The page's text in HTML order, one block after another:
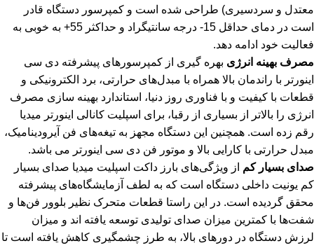
معتدل و سردسیری) طراحی شده است و کمپرسور دستگاه قادر
است در دمای حداقل 15- درجه سانتیگراد و حداکثر 55+ به خوبی به
فعالیت خود ادامه دهد.
مصرف بهینه انرژی بهره گیری از کمپرسورهای پیشرفته دی سی
اینورتر با راندمان بالا همراه با مبدل‌های حرارتی، برد الکترونیکی و
قطعات با کیفیت و با فناوری روز دنیا، استاندارد بهینه سازی مصرف
انرژی را بالاتر از بسیاری از رقبا، برای اسپلیت کانالی اینورتر میدیا
رقم زده است. همچنین این دستگاه مجهز به تیغه‌های فن آیرودینامیک،
مبدل حرارتی با کارایی بالا و موتور فن دی سی اینورتر می باشد.
صدای بسیار کم از ویژگی‌های بارز داکت اسپلیت میدیا صدای بسیار
کم یونیت داخلی دستگاه است که به لطف آزمایشگاه‌های پیشرفته
محقق گردیده است. در این راستا قطعات متحرک نظیر بلوور فن‌ها و
شفت‌ها با کمترین میزان صدای تولیدی توسعه یافته اند و میزان
لرزش دستگاه در دورهای بالا، به طرز چشمگیری کاهش یافته است تا